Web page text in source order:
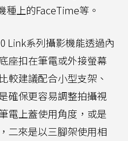
種上的FaceTime等。
Link系列攝影機能透過內
座扣在筆電或外接螢幕
較建議配合小型支架、
確保更容易調整拍攝視
電上蓋使用角度，或是
二來是以三腳架使用相